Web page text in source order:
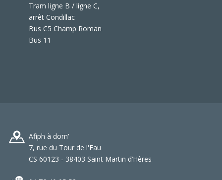
Tram ligne B / ligne C,
arrêt Condillac
Bus C5 Champ Roman
Bus 11
Afiph à dom'
7, rue du Tour de l'Eau
CS 60123 - 38403 Saint Martin d’Hères